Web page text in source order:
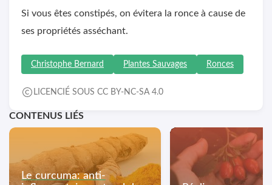
Si vous êtes constipés, on évitera la ronce à cause de
ses propriétés asséchant.
Christophe Bernard Plantes Sauvages Ronces
LICENCIÉ SOUS CC BY-NC-SA 4.0
CONTENUS LIÉS
Le curcuma: anti-